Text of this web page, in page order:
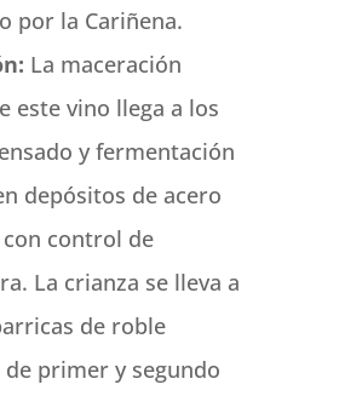
por la Cariñena.
La maceración
este vino llega a los
y fermentación
depósitos de acero
control de
La crianza se lleva a
de roble
primer y segundo